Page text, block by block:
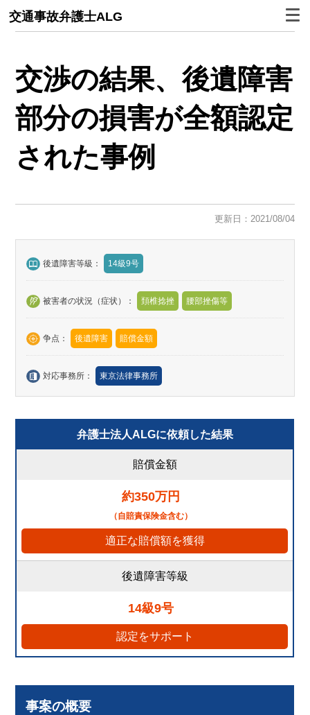
交通事故弁護士ALG
交渉の結果、後遺障害
部分の損害が全額認定
された事例
更新日：2021/08/04
後遺障害等級： 14級9号
被害者の状況（症状）： 頚椎捻挫 腰部挫傷等
争点： 後遺障害 賠償金額
対応事務所： 東京法律事務所
弁護士法人ALGに依頼した結果
賠償金額
約350万円
（自賠責保険金含む）
適正な賠償額を獲得
後遺障害等級
14級9号
認定をサポート
事案の概要